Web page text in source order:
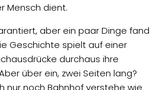
Mensch dient.
aber ein paar Dinge fand
Geschichte spielt auf einer
durchaus ihre
über ein, zwei Seiten lang?
nur noch Bahnhof verstehe wie